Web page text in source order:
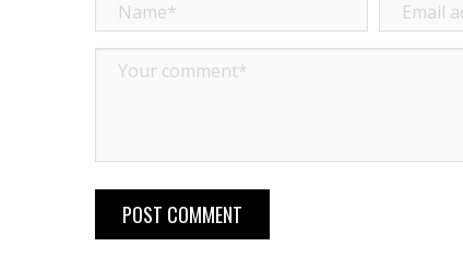
POST COMMENT